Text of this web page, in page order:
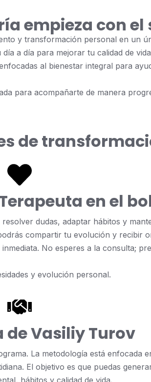
empieza con
y transformación personal en un
a día para mejorar tu calidad de
al bienestar integral para
para acompañarte de manera
de
en el
dudas, adaptar hábitos y
compartir tu evolución y recibir
No esperes a la consulta;
y evolución personal.
de Vasiliy Turov
La metodología está enfocada
El objetivo es que puedas
hábitos y calidad de vida.